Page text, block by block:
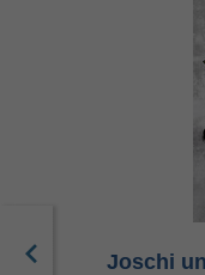
Joschi